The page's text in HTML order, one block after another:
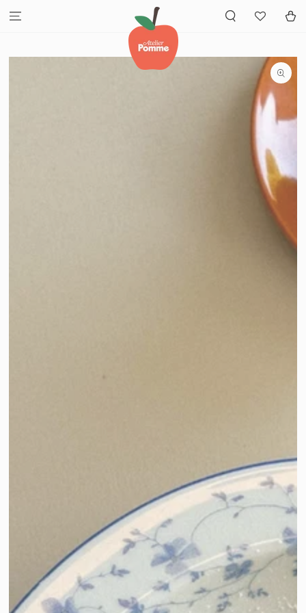
GA NAAR INHOUD